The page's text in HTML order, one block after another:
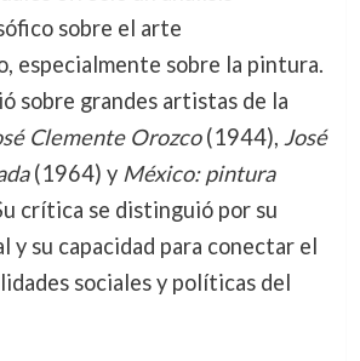
sobre el arte
especialmente sobre la pintura.
sobre grandes artistas de la
Clemente Orozco(1944), José
(1964) y México: pintura
crítica se distinguió por su
su capacidad para conectar el
sociales y políticas del